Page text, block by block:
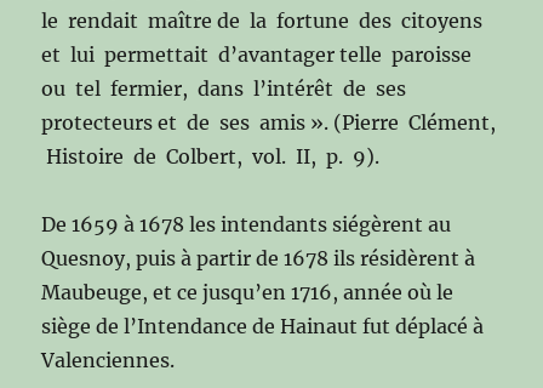
le rendait maître de la fortune des citoyens
et lui permettait d’avantager telle paroisse
ou tel fermier, dans l’intérêt de ses
protecteurs et de ses amis ». (Pierre Clément,
Histoire de Colbert, vol. II, p. 9).
De 1659 à 1678 les intendants siégèrent au
Quesnoy, puis à partir de 1678 ils résidèrent à
Maubeuge, et ce jusqu’en 1716, année où le
siège de l’Intendance de Hainaut fut déplacé à
Valenciennes.